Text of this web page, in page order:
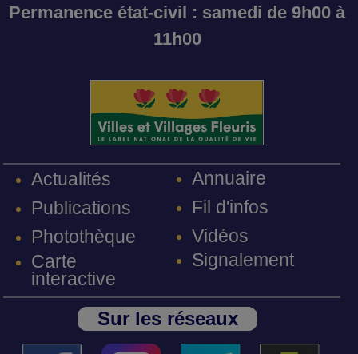
Permanence état-civil : samedi de 9h00 à
11h00
Actualités
Publications
Photothèque
Carte
interactive
Annuaire
Fil d'infos
Vidéos
Signalement
Sur les réseaux